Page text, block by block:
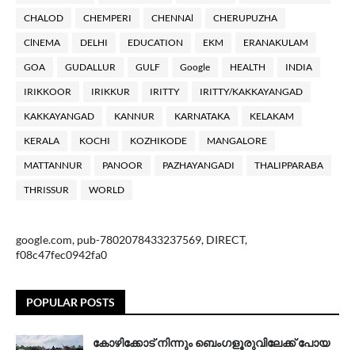
CHALOD CHEMPERI CHENNAl CHERUPUZHA
ClNEMA DELHI EDUCATION EKM ERANAKULAM
GOA GUDALLUR GULF Google HEALTH INDIA
IRIKKOOR IRIKKUR IRITTY IRITTY/KAKKAYANGAD
KAKKAYANGAD KANNUR KARNATAKA KELAKAM
KERALA KOCHI KOZHIKODE MANGALORE
MATTANNUR PANOOR PAZHAYANGADI THALIPPARABA
THRISSUR WORLD
google.com, pub-7802078433237569, DIRECT,
f08c47fec0942fa0
POPULAR POSTS
കോഴിക്കോട് നിന്നും ബെംഗളൂരുവിലേക്ക് പോയ